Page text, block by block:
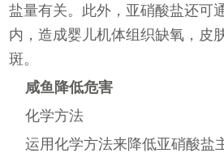
盐量有关。此外，亚硝酸盐还可
内，造成婴儿机体组织缺氧，皮
斑。
咸鱼降低危害
化学方法
运用化学方法来降低亚硝酸盐